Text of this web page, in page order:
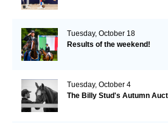
Tuesday, October 18
Results of the weekend!
Tuesday, October 4
The Billy Stud's Autumn